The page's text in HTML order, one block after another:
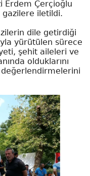
Erdem Çerçioğlu
gazilere iletildi.
dile getirdiği
yürütülen sürece
şehit aileleri ve
olduklarını